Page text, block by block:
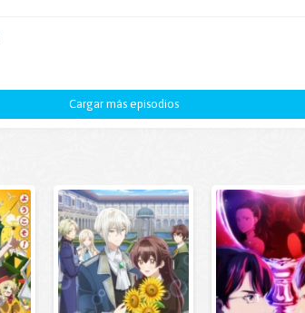
Cargar más episodios